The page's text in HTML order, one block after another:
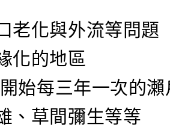
老化與外流等問題
化的地區
始每三年一次的
、草間彌生等等